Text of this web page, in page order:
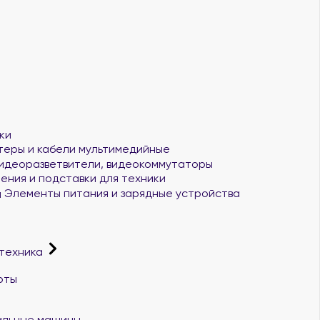
и кабели мультимедийные
видеокоммутаторы
и подставки для техники
Элементы питания и зарядные устройства